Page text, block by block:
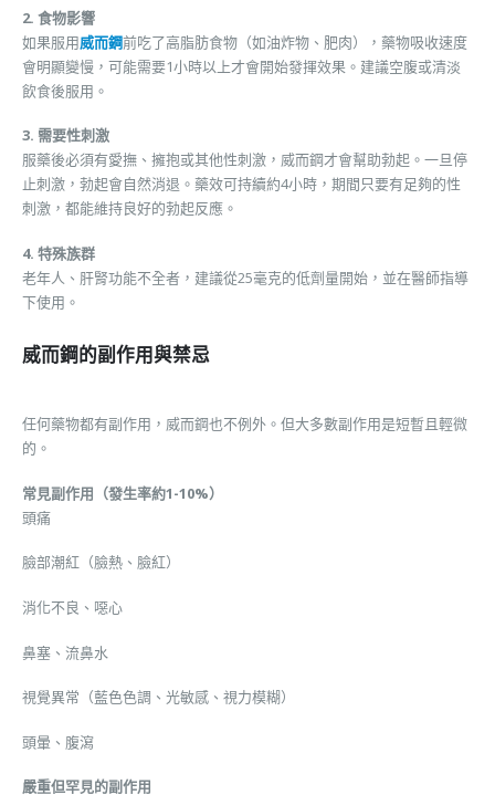
2. 食物影響
如果服用威而鋼前吃了高脂肪食物（如油炸物、肥肉），藥物吸收速度
會明顯變慢，可能需要1小時以上才會開始發揮效果。建議空腹或清淡
飲食後服用。
3. 需要性刺激
服藥後必須有愛撫、擁抱或其他性刺激，威而鋼才會幫助勃起。一旦停
止刺激，勃起會自然消退。藥效可持續約4小時，期間只要有足夠的性
刺激，都能維持良好的勃起反應。
4. 特殊族群
老年人、肝腎功能不全者，建議從25毫克的低劑量開始，並在醫師指導
下使用。
威而鋼的副作用與禁忌
任何藥物都有副作用，威而鋼也不例外。但大多數副作用是短暫且輕微
的。
常見副作用（發生率約1-10%）
頭痛
臉部潮紅（臉熱、臉紅）
消化不良、噁心
鼻塞、流鼻水
視覺異常（藍色色調、光敏感、視力模糊）
頭暈、腹瀉
嚴重但罕見的副作用